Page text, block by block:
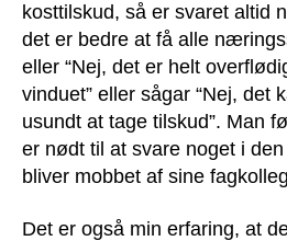
kosttilskud, så er svaret altid
det er bedre at få alle
eller “Nej, det er helt
vinduet” eller sågar “Nej, det
usundt at tage tilskud”. Man
er nødt til at svare noget i
bliver mobbet af sine
Det er også min erfaring, at